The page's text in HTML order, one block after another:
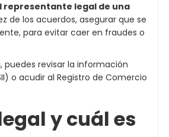
representante legal de una
de los acuerdos, asegurar que se
para evitar caer en fraudes o
puedes revisar la información
o acudir al Registro de Comercio
y cuál es